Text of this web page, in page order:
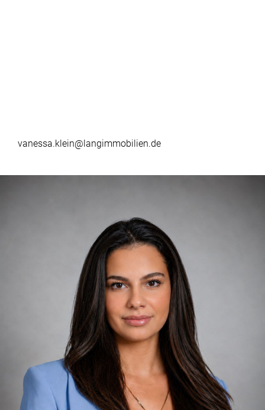
vanessa.klein@langimmobilien.de